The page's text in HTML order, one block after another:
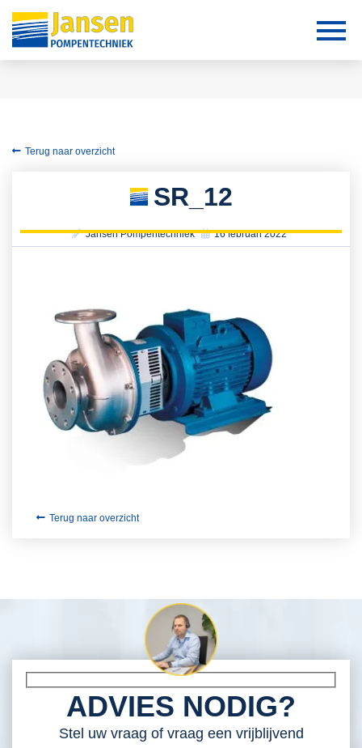
Terug naar overzicht
SR_12
Jansen Pompentechniek 16 februari 2022
Terug naar overzicht
ADVIES NODIG?
Stel uw vraag of vraag een vrijblijvend